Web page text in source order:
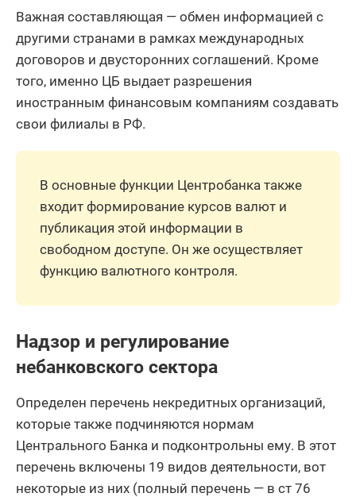
Важная составляющая — обмен информацией с
другими странами в рамках международных
договоров и двусторонних соглашений. Кроме
того, именно ЦБ выдает разрешения
иностранным финансовым компаниям создавать
свои филиалы в РФ.
В основные функции Центробанка также
входит формирование курсов валют и
публикация этой информации в
свободном доступе. Он же осуществляет
функцию валютного контроля.
Надзор и регулирование
небанковского сектора
Определен перечень некредитных организаций,
которые также подчиняются нормам
Центрального Банка и подконтрольны ему. В этот
перечень включены 19 видов деятельности, вот
некоторые из них (полный перечень — в ст 76